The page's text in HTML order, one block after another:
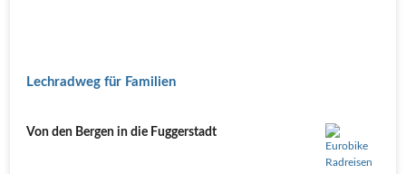
Lechradweg für Familien
Von den Bergen in die Fuggerstadt